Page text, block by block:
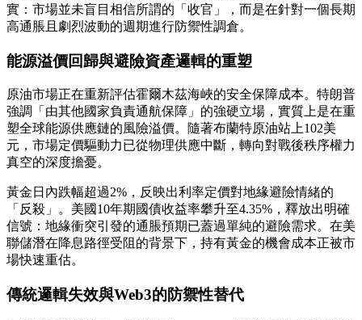
實：市場並未盲目相信所謂的「收官」，而是在針對一個長期
高通脹且劇烈波動的週期進行防禦性調倉。
能源溢價回歸與避險資產邏輯的重塑
原油市場正在重新評估霍爾木茲海峽的安全保障成本。特朗普
強調「由其他國家負責通航保障」的強硬立場，實質上是在重
塑全球能源供應鏈的風險溢價。隨著布蘭特原油站上102美
元，市場定價驅動力已從物理供應中斷，轉向對戰後秩序權力
真空的深度擔憂。
黃金日內跌幅超過2%，反映出利率定價對地緣避險情緒的
「反殺」。美國10年期國債收益率攀升至4.35%，釋放出明確
信號：地緣衝突引發的通脹預期已蓋過單純的避險需求。在美
聯儲潛在降息路徑受阻的背景下，持有黃金的機會成本正被市
場快速重估。
傳統邏輯失效與Web3的防禦性替代